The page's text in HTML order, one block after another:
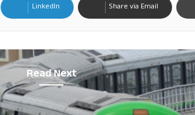
LinkedIn Share via Email
Read Next